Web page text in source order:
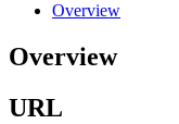
Overview
Overview
URL